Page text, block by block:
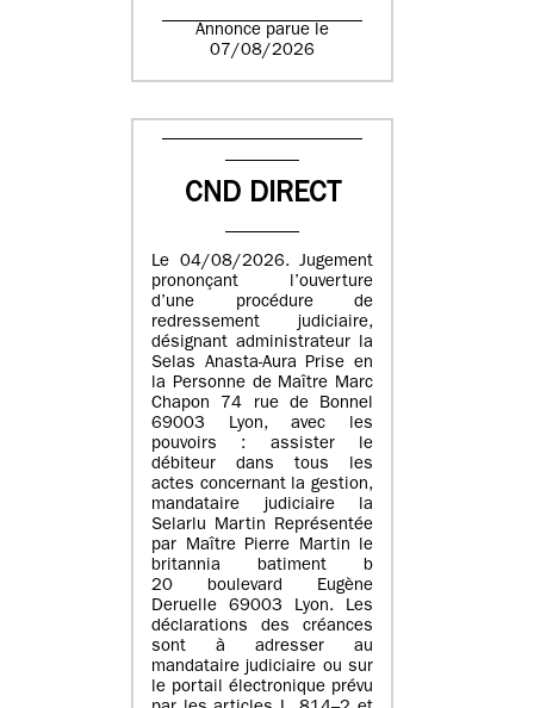
Annonce parue le
07/08/2026
CND DIRECT
Le 04/08/2026. Jugement
prononçant l’ouverture
d’une procédure de
redressement judiciaire,
désignant administrateur la
Selas Anasta-Aura Prise en
la Personne de Maître Marc
Chapon 74 rue de Bonnel
69003 Lyon, avec les
pouvoirs : assister le
débiteur dans tous les
actes concernant la gestion,
mandataire judiciaire la
Selarlu Martin Représentée
par Maître Pierre Martin le
britannia batiment b
20 boulevard Eugène
Deruelle 69003 Lyon. Les
déclarations des créances
sont à adresser au
mandataire judiciaire ou sur
le portail électronique prévu